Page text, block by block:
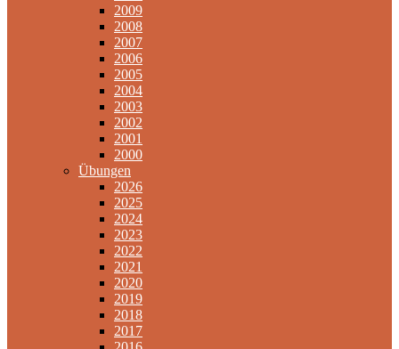
2009
2008
2007
2006
2005
2004
2003
2002
2001
2000
Übungen
2026
2025
2024
2023
2022
2021
2020
2019
2018
2017